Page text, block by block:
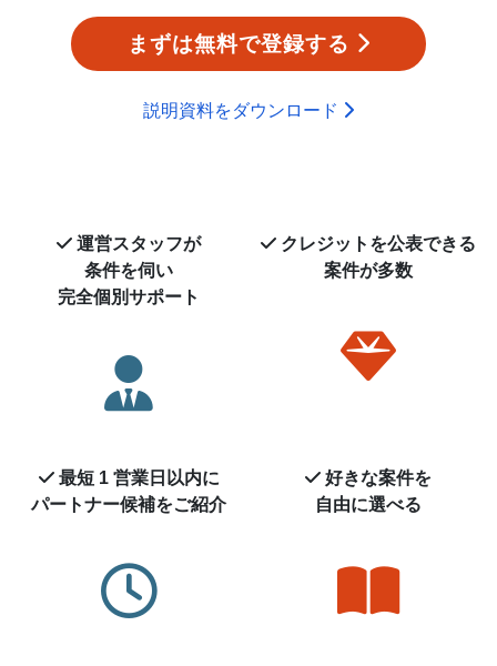
まずは無料で登録する
説明資料をダウンロード
運営スタッフが
条件を伺い
完全個別サポート
クレジットを公表できる
案件が多数
最短 1 営業日以内に
パートナー候補をご紹介
好きな案件を
自由に選べる